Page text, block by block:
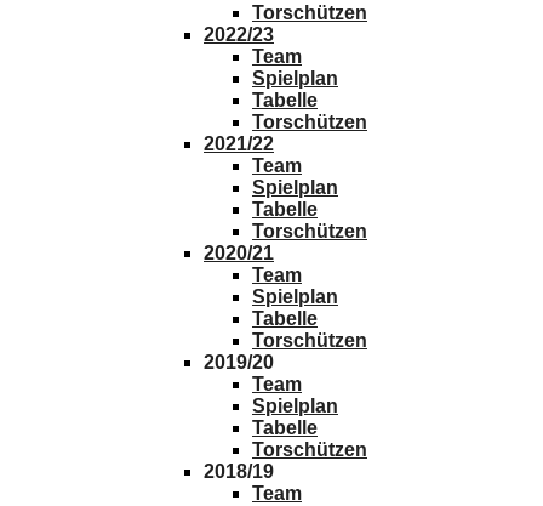
Torschützen
2022/23
Team
Spielplan
Tabelle
Torschützen
2021/22
Team
Spielplan
Tabelle
Torschützen
2020/21
Team
Spielplan
Tabelle
Torschützen
2019/20
Team
Spielplan
Tabelle
Torschützen
2018/19
Team